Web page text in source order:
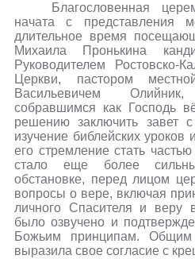
Благословенная
начата с представления
длительное время
Михаила Пронькина
Руководителем Ростовско-
Церкви, пастором
Васильевичем
собравшимся как Господь
решению заключить завет
изучение библейских уроков
его стремление стать
стало еще более
обстановке, перед лицом
вопросы о вере, включая
личного Спасителя и веру
было озвучено и
Божьим принципам. Общим
выразила свое согласие с